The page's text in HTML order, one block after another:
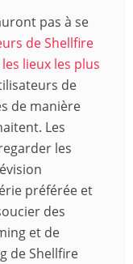
pas à se
de Shellfire
lieux les plus
de
de manière
Les
les
préférée et
des
et de
de Shellfire